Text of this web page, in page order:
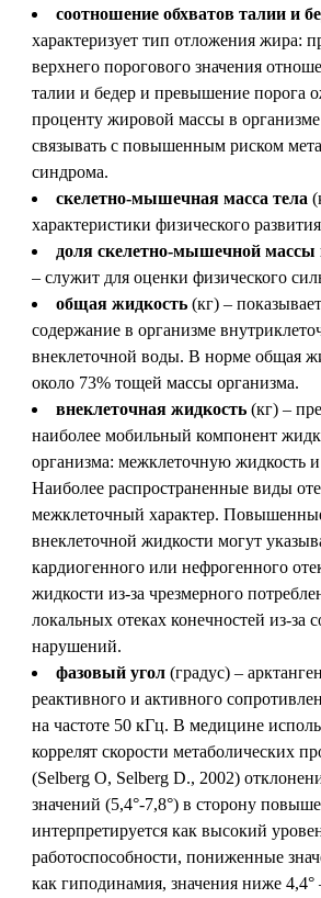
соотношение обхватов талии и
характеризует тип отложения жира:
верхнего порогового значения
талии и бедер и превышение порога
проценту жировой массы в
связывать с повышенным риском
синдрома.
скелетно-мышечная масса тела
характеристики физического
доля скелетно-мышечной массы
– служит для оценки физического
общая жидкость (кг) –
содержание в организме
внеклеточной воды. В норме общая
около 73% тощей массы организма.
внеклеточная жидкость (кг) –
наиболее мобильный компонент
организма: межклеточную жидкость
Наиболее распространенные виды
межклеточный характер.
внеклеточной жидкости могут
кардиогенного или нефрогенного
жидкости из-за чрезмерного
локальных отеках конечностей из-за
нарушений.
фазовый угол(градус) –
реактивного и активного
на частоте 50 кГц. В медицине
коррелят скорости метаболических
(Selberg O, Selberg D., 2002)
значений (5,4°-7,8°) в сторону
интерпретируется как высокий
работоспособности, пониженные
как гиподинамия, значения ниже 4,4°